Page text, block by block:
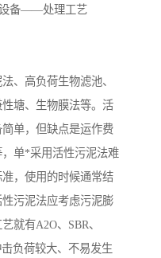
设备——处理工艺
、高负荷生物滤池、
塘、生物膜法等。活
单，但缺点是运作费
单*采用活性污泥法难
，使用的时候通常结
污泥法应考虑污泥膨
就有A2O、SBR、
负荷较大、不易发生
玻璃钢污水处理设备
屠宰场污水处理
医疗污水处理设备
纺织印染废水